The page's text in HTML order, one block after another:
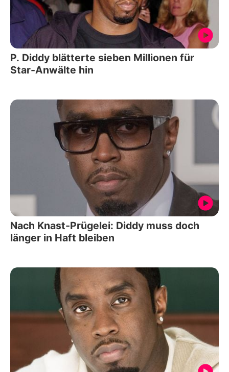
P. Diddy blätterte sieben Millionen für
Star-Anwälte hin
Nach Knast-Prügelei: Diddy muss doch
länger in Haft bleiben